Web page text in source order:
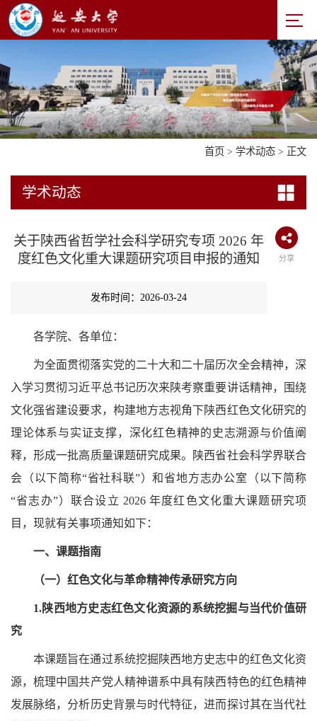
首页 > 学术动态 > 正文
学术动态
关于陕西省哲学社会科学研究专项 2026 年
度红色文化重大课题研究项目申报的通知
分享
发布时间：2026-03-24
各学院、各单位：
为全面贯彻落实党的二十大和二十届历次全会精神，深
入学习贯彻习近平总书记历次来陕考察重要讲话精神，围绕
文化强省建设要求，构建地方志视角下陕西红色文化研究的
理论体系与实证支撑，深化红色精神的史志溯源与价值阐
释，形成一批高质量课题研究成果。陕西省社会科学界联合
会（以下简称“省社科联”）和省地方志办公室（以下简称
“省志办”）联合设立 2026 年度红色文化重大课题研究项
目，现就有关事项通知如下：
一、课题指南
（一）红色文化与革命精神传承研究方向
1.陕西地方史志红色文化资源的系统挖掘与当代价值研
究
本课题旨在通过系统挖掘陕西地方史志中的红色文化资
源，梳理中国共产党人精神谱系中具有陕西特色的红色精神
发展脉络，分析历史背景与时代特征，进而探讨其在当代社